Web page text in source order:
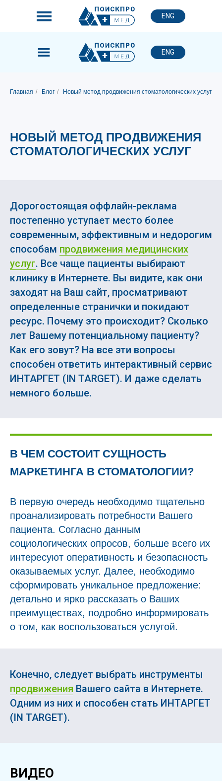
ENG
ENG
Главная / Блог / Новый метод продвижения стоматологических услуг
НОВЫЙ МЕТОД ПРОДВИЖЕНИЯ
СТОМАТОЛОГИЧЕСКИХ УСЛУГ
Дорогостоящая оффлайн-реклама
постепенно уступает место более
современным, эффективным и недорогим
способам продвижения медицинских
услуг. Все чаще пациенты выбирают
клинику в Интернете. Вы видите, как они
заходят на Ваш сайт, просматривают
определенные странички и покидают
ресурс. Почему это происходит? Сколько
лет Вашему потенциальному пациенту?
Как его зовут? На все эти вопросы
способен ответить интерактивный сервис
ИНТАРГЕТ (IN TARGET). И даже сделать
немного больше.
В ЧЕМ СОСТОИТ СУЩНОСТЬ
МАРКЕТИНГА В СТОМАТОЛОГИИ?
В первую очередь необходимо тщательно
проанализировать потребности Вашего
пациента. Согласно данным
социологических опросов, больше всего их
интересуют оперативность и безопасность
оказываемых услуг. Далее, необходимо
сформировать уникальное предложение:
детально и ярко рассказать о Ваших
преимуществах, подробно информировать
о том, как воспользоваться услугой.
Конечно, следует выбрать инструменты
продвижения Вашего сайта в Интернете.
Одним из них и способен стать ИНТАРГЕТ
(IN TARGET).
ВИДЕО